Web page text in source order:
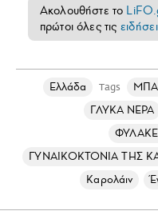
Ακολουθήστε το
πρώτοι όλες τις
Ελλάδα Tags
ΓΛΥΚΑ ΝΕΡΑ
ΓΥΝΑΙΚΟΚΤΟΝΙΑ ΤΗΣ
Καρολάιν